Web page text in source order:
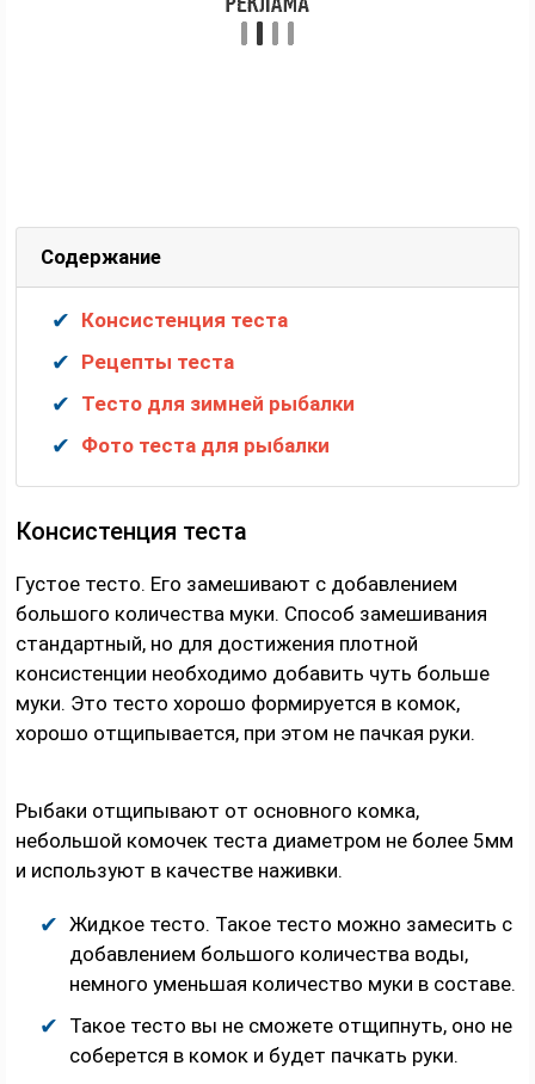
Содержание
Консистенция теста
Рецепты теста
Тесто для зимней рыбалки
Фото теста для рыбалки
Консистенция теста
Густое тесто. Его замешивают с добавлением
большого количества муки. Способ замешивания
стандартный, но для достижения плотной
консистенции необходимо добавить чуть больше
муки. Это тесто хорошо формируется в комок,
хорошо отщипывается, при этом не пачкая руки.
Рыбаки отщипывают от основного комка,
небольшой комочек теста диаметром не более 5мм
и используют в качестве наживки.
Жидкое тесто. Такое тесто можно замесить с
добавлением большого количества воды,
немного уменьшая количество муки в составе.
Такое тесто вы не сможете отщипнуть, оно не
соберется в комок и будет пачкать руки.